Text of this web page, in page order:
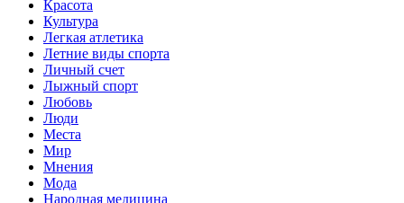
Красота
Культура
Легкая атлетика
Летние виды спорта
Личный счет
Лыжный спорт
Любовь
Люди
Места
Мир
Мнения
Мода
Народная медицина